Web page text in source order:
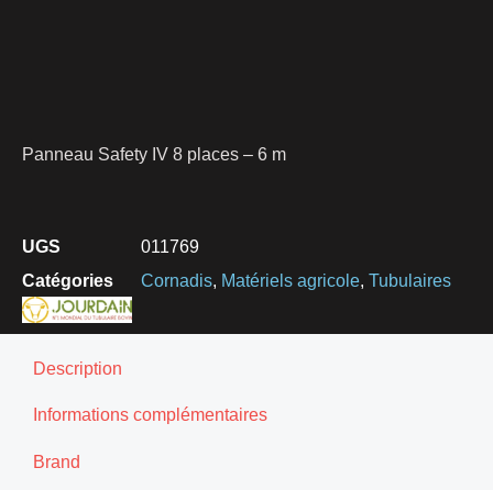
Panneau Safety IV 8 places – 6 m
UGS
011769
Catégories
Cornadis Matériels agricole Tubulaires
Description
Informations complémentaires
Brand